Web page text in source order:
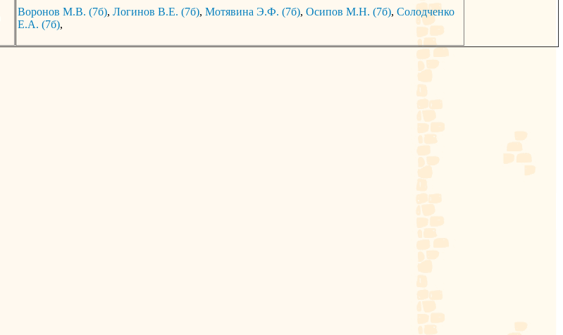
Воронов М.В. (7б), Логинов В.Е. (7б), Мотявина Э.Ф. (7б), Осипов М.Н. (7б), Солодченко
Е.А. (7б),